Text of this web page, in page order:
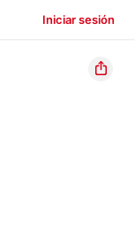
Iniciar sesión